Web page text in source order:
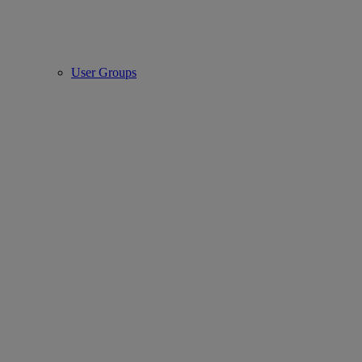
User Groups